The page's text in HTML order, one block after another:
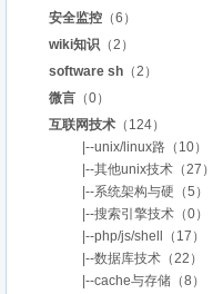
安全监控 （6）
wiki知识 （2）
software sh （2）
微言 （0）
互联网技术 （124）
|--unix/linux路 （10）
|--其他unix技术 （27）
|--系统架构与硬 （5）
|--搜索引擎技术 （0）
|--php/js/shell
（17）
|--数据库技术 （22）
|--cache与存储 （8）